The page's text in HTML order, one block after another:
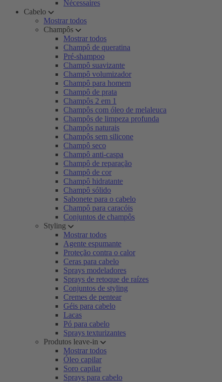
Nécessaires
Cabelo
Mostrar todos
Champôs
Mostrar todos
Champô de queratina
Pré-shampoo
Champô suavizante
Champô volumizador
Champô para homem
Champô de prata
Champôs 2 em 1
Champôs com óleo de melaleuca
Champôs de limpeza profunda
Champôs naturais
Champôs sem silicone
Champô seco
Champô anti-caspa
Champô de reparação
Champô de cor
Champô hidratante
Champô sólido
Sabonete para o cabelo
Champô para caracóis
Conjuntos de champôs
Styling
Mostrar todos
Agente espumante
Proteção contra o calor
Ceras para cabelo
Sprays modeladores
Sprays de retoque de raízes
Conjuntos de styling
Cremes de pentear
Géis para cabelo
Lacas
Pó para cabelo
Sprays texturizantes
Produtos leave-in
Mostrar todos
Óleo capilar
Soro capilar
Sprays para cabelo